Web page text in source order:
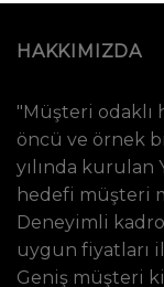
HAKKIMIZDA
"Müşteri odaklı
öncü ve örnek
yılında kurulan
hedefi müşteri
Deneyimli
uygun fiyatları
Geniş müşteri